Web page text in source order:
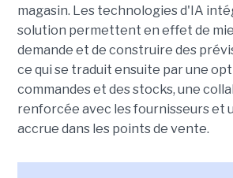
magasin. Les technologies d'IA
solution permettent en effet de
demande et de construire des
ce qui se traduit ensuite par une
commandes et des stocks, une
renforcée avec les fournisseurs et
accrue dans les points de vente.